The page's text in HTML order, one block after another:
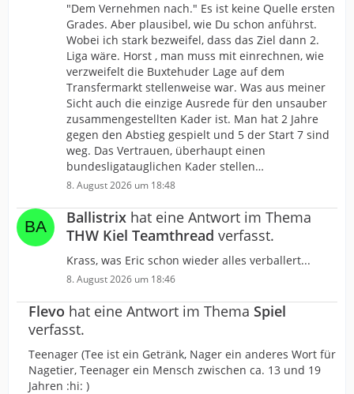
"Dem Vernehmen nach." Es ist keine Quelle ersten
Grades. Aber plausibel, wie Du schon anführst.
Wobei ich stark bezweifel, dass das Ziel dann 2.
Liga wäre. Horst , man muss mit einrechnen, wie
verzweifelt die Buxtehuder Lage auf dem
Transfermarkt stellenweise war. Was aus meiner
Sicht auch die einzige Ausrede für den unsauber
zusammengestellten Kader ist. Man hat 2 Jahre
gegen den Abstieg gespielt und 5 der Start 7 sind
weg. Das Vertrauen, überhaupt einen
bundesligatauglichen Kader stellen…
8. August 2026 um 18:48
Ballistrix hat eine Antwort im Thema
THW Kiel Teamthread verfasst.
Krass, was Eric schon wieder alles verballert...
8. August 2026 um 18:46
Flevo hat eine Antwort im Thema Spiel
verfasst.
Teenager (Tee ist ein Getränk, Nager ein anderes Wort für
Nagetier, Teenager ein Mensch zwischen ca. 13 und 19
Jahren :hi: )